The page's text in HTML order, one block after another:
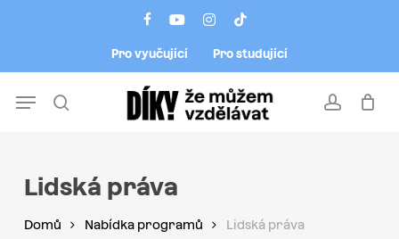
facebookyoutubeinstagram
tiktok
Pro vyučující Pro studující
account
Menu
Lidská práva
Domů Nabídka programů Lidská práva